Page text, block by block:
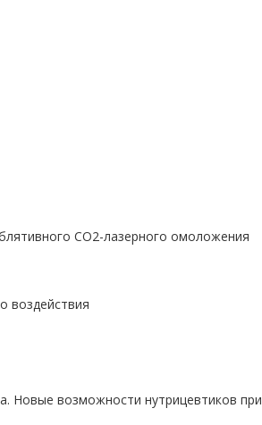
СО2-лазерного омоложения
воздействия
Новые возможности нутрицевтиков при